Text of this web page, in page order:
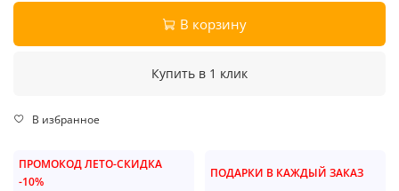
В корзину
Купить в 1 клик
В избранное
ПРОМОКОД ЛЕТО-СКИДКА
-10%
ПОДАРКИ В КАЖДЫЙ ЗАКАЗ